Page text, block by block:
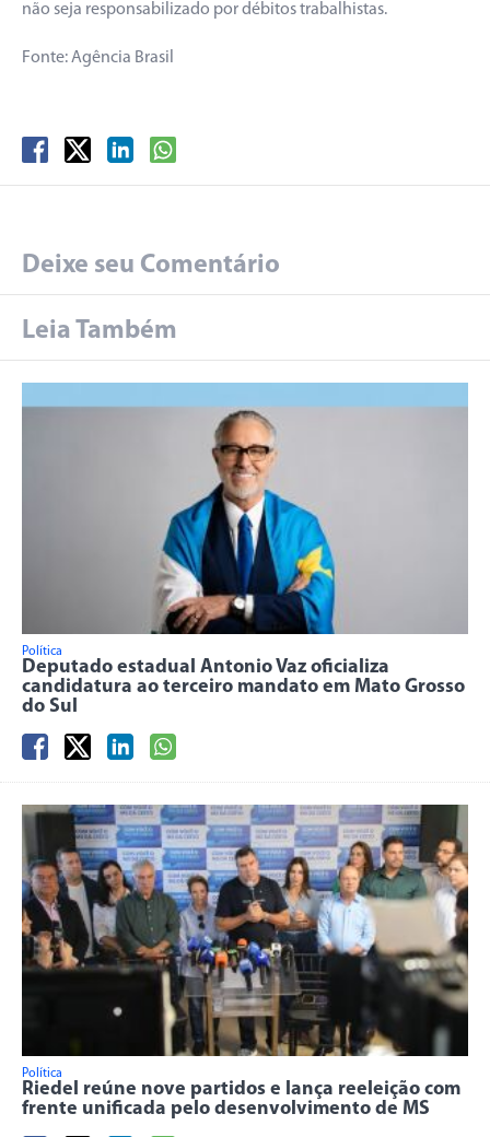
não seja responsabilizado por débitos trabalhistas.
Fonte: Agência Brasil
Deixe seu Comentário
Leia Também
Política
Deputado estadual Antonio Vaz oficializa
candidatura ao terceiro mandato em Mato Grosso
do Sul
Política
Riedel reúne nove partidos e lança reeleição com
frente unificada pelo desenvolvimento de MS